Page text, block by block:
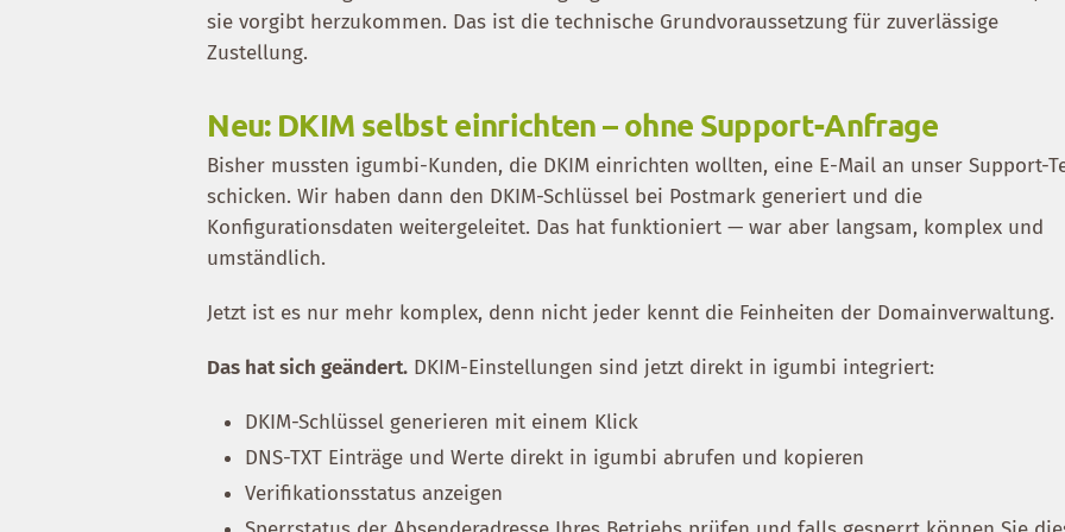
sie vorgibt herzukommen. Das ist die technische Grundvoraussetzung für zuverlässige
Zustellung.
Neu: DKIM selbst einrichten – ohne Support-Anfrage
Bisher mussten igumbi-Kunden, die DKIM einrichten wollten, eine E-Mail an unser Support-
schicken. Wir haben dann den DKIM-Schlüssel bei Postmark generiert und die
Konfigurationsdaten weitergeleitet. Das hat funktioniert — war aber langsam, komplex und
umständlich.
Jetzt ist es nur mehr komplex, denn nicht jeder kennt die Feinheiten der Domainverwaltung.
Das hat sich geändert. DKIM-Einstellungen sind jetzt direkt in igumbi integriert:
DKIM-Schlüssel generieren mit einem Klick
DNS-TXT Einträge und Werte direkt in igumbi abrufen und kopieren
Verifikationsstatus anzeigen